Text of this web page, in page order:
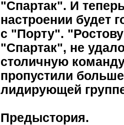
"Спартак". И
настроении будет
с "Порту".
"Спартак", не
столичную
пропустили
лидирующей
Предыстория.